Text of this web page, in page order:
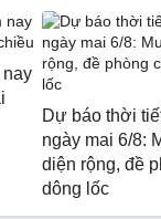
nay
Dự báo thời
ngày mai 6/8:
diện rộng, đề
dông lốc